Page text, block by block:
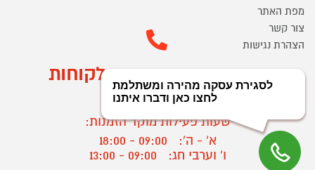
מפת האתר
צור קשר
הצהרת נגישות
מוקד הזמנות ושירות לקוחות
03-9545370
שעות פעילות מוקד הזמנות:
א' - ה':
09:00 - 18:00
ו' וערבי חג:
09:00 - 13:00